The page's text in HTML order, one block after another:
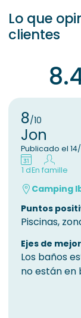
Lo que
clientes
8/10
Jon
Publicado el
1 dEn famille
Camping
Puntos
Piscinas,
Ejes de
Los baños
no están en